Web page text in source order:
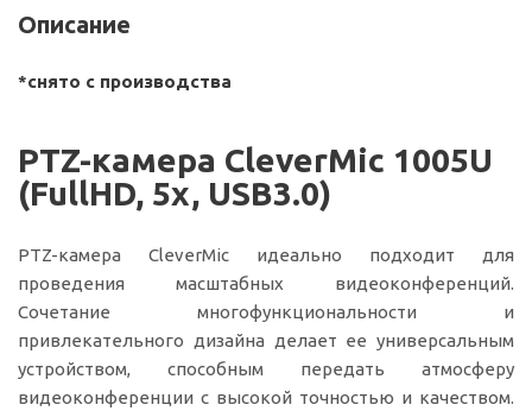
Описание
*снято с производства
PTZ-камера CleverMic 1005U
(FullHD, 5x, USB3.0)
PTZ-камера CleverMic идеально подходит для
проведения масштабных видеоконференций.
Сочетание многофункциональности и
привлекательного дизайна делает ее универсальным
устройством, способным передать атмосферу
видеоконференции с высокой точностью и качеством.